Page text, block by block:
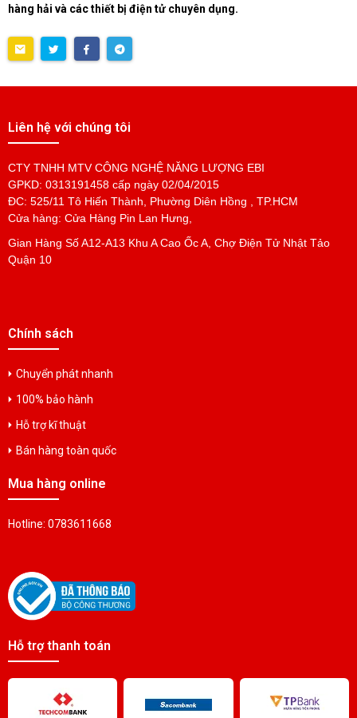
hàng hải và các thiết bị điện tử chuyên dụng.
Liên hệ với chúng tôi
CTY TNHH MTV CÔNG NGHỆ NĂNG LƯỢNG EBI
GPKD: 0313191458 cấp ngày 02/04/2015
ĐC: 525/11 Tô Hiến Thành, Phường Diên Hồng , TP.HCM
Cửa hàng: Cửa Hàng Pin Lan Hưng,
Gian Hàng Số A12-A13 Khu A Cao Ốc A, Chợ Điện Tử Nhật Tảo
Quận 10
Chính sách
Chuyển phát nhanh
100% bảo hành
Hỗ trợ kĩ thuật
Bán hàng toàn quốc
Mua hàng online
Hotline: 0783611668
Hỗ trợ thanh toán